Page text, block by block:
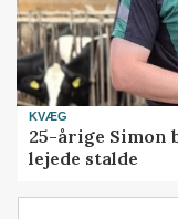
KVÆG
25-årige Simon
lejede stalde